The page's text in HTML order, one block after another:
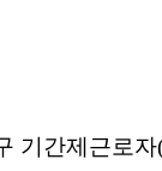
기간제근로